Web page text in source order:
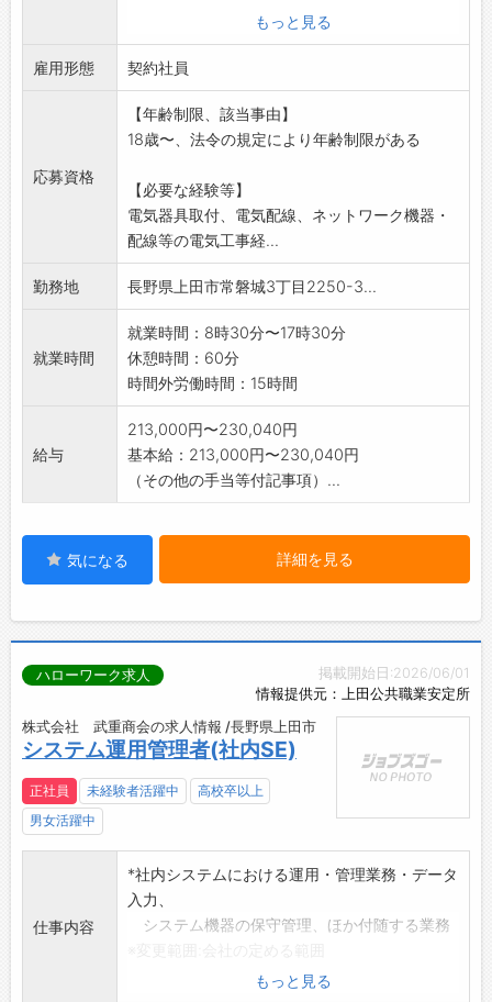
設置配線工事、設置機器の保守点検・修理を行
う業務です。
*弱電工事、通信・ネットワーク工事が中心で
す。
(社用車使用、必要な工具は貸与します)
*新築現場では、現場代人として施工管理や
*入社後、まずはセキュリティスタッフとして警
備業務
に従事し、自分自身が施工や点検することとな
る
機械警備システムの知識経験の習得をしていた
*社内規程により、警備未経験者に限ります。
変更の範囲:会社の定める業務
もっと見る
雇用形態 契約社員
応募資格
【年齢制限、該当事由】
18歳〜、法令の規定により年齢制限がある
【必要な経験等】
電気器具取付、電気配線、ネットワーク機器・
配線等の電気工事経...
勤務地 長野県上田市常磐城3丁目2250-3...
就業時間
就業時間：8時30分〜17時30分
休憩時間：60分
時間外労働時間：15時間
給与
213,000円〜230,040円
基本給：213,000円〜230,040円
（その他の手当等付記事項）...
気になる 詳細を見る
掲載開始日:2026/06/01
情報提供元：上田公共職業安定所
ハローワーク求人
株式会社 武重商会の求人情報 /長野県上田市
システム運用管理者(社内SE)
正社員 未経験者活躍中
高校卒以上
男女活躍中
仕事内容
*社内システムにおける運用・管理業務・データ
入力、
システム機器の保守管理、ほか付随する業務
もっと見る